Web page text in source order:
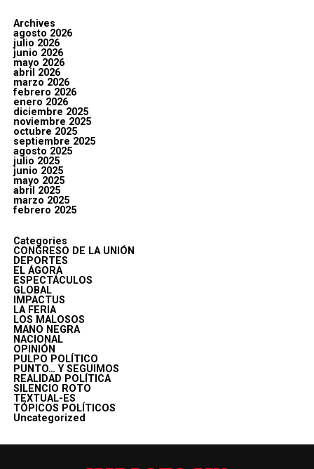
Archives
agosto 2026
julio 2026
junio 2026
mayo 2026
abril 2026
marzo 2026
febrero 2026
enero 2026
diciembre 2025
noviembre 2025
octubre 2025
septiembre 2025
agosto 2025
julio 2025
junio 2025
mayo 2025
abril 2025
marzo 2025
febrero 2025
Categories
CONGRESO DE LA UNIÓN
DEPORTES
EL ÁGORA
ESPECTÁCULOS
GLOBAL
IMPACTUS
LA FERIA
LOS MALOSOS
MANO NEGRA
NACIONAL
OPINIÓN
PULPO POLÍTICO
PUNTO… Y SEGUIMOS
REALIDAD POLÍTICA
SILENCIO ROTO
TEXTUAL-ES
TÓPICOS POLÍTICOS
Uncategorized